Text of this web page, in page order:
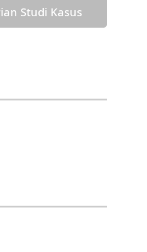
Studi Kasus